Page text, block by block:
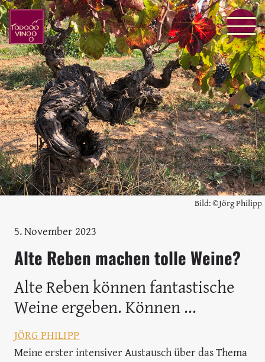
Bild: ©Jörg Philipp
5. November 2023
Alte Reben machen tolle Weine?
Alte Reben können fantastische
Weine ergeben. Können ...
JÖRG PHILIPP
Meine erster intensiver Austausch über das Thema